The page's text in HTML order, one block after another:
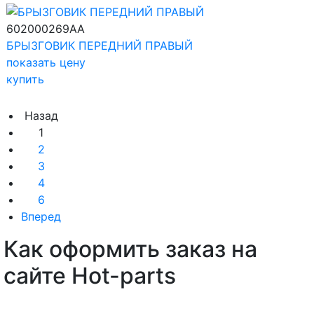
602000269AA
БРЫЗГОВИК ПЕРЕДНИЙ ПРАВЫЙ
показать цену
купить
Назад
1
2
3
4
6
Вперед
Как оформить заказ на
сайте Hot-parts